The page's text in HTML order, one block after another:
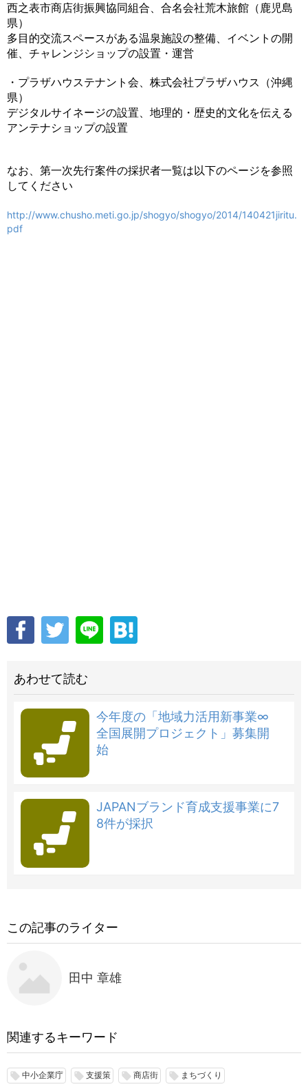
西之表市商店街振興協同組合、合名会社荒木旅館（鹿児島
県）
多目的交流スペースがある温泉施設の整備、イベントの開
催、チャレンジショップの設置・運営
・プラザハウステナント会、株式会社プラザハウス（沖縄
県）
デジタルサイネージの設置、地理的・歴史的文化を伝える
アンテナショップの設置
なお、第一次先行案件の採択者一覧は以下のページを参照
してください
http://www.chusho.meti.go.jp/shogyo/shogyo/2014/140421jiritu.
pdf
あわせて読む
今年度の「地域力活用新事業∞
全国展開プロジェクト」募集開
始
JAPANブランド育成支援事業に7
8件が採択
この記事のライター
田中 章雄
関連するキーワード
local_offer 中小企業庁 local_offer 支援策 local_offer 商店街 local_offer まちづくり